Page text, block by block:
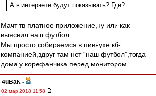
А в интернете будут показывать? Где?
Мачт тв платное приложение,ну или как
выяснил наш футбол.
Мы просто собираемся в пивнухе кб-
компанией,вдруг там нет “наш футбол”,тогда
дома у корефанчика перед монитором.
4uBaK -
02 мар 2018 11:58